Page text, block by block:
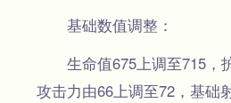
基础数值调整：
生命值675上调至715，
攻击力由66上调至72，基础